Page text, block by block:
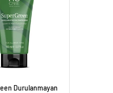
Durulanmayan